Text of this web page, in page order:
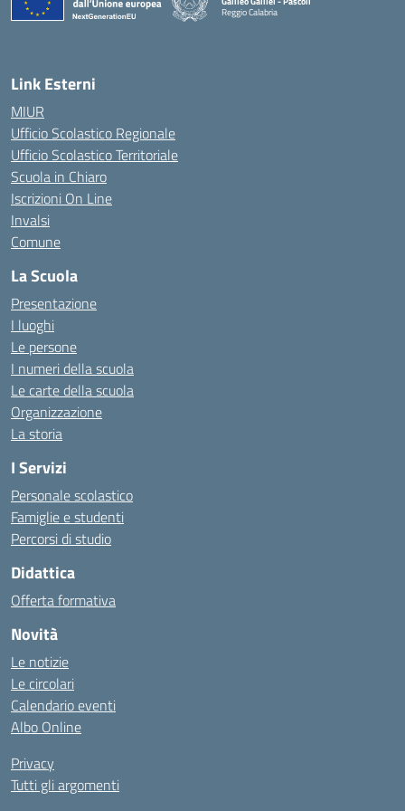
Reggio Calabria
Link Esterni
MIUR
Ufficio Scolastico Regionale
Ufficio Scolastico Territoriale
Scuola in Chiaro
Iscrizioni On Line
Invalsi
Comune
La Scuola
Presentazione
I luoghi
Le persone
I numeri della scuola
Le carte della scuola
Organizzazione
La storia
I Servizi
Personale scolastico
Famiglie e studenti
Percorsi di studio
Didattica
Offerta formativa
Novità
Le notizie
Le circolari
Calendario eventi
Albo Online
Privacy
Tutti gli argomenti